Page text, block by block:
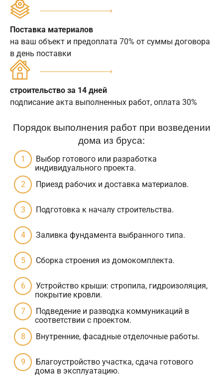
Поставка материалов
на ваш объект и предоплата 70% от суммы договора
в день поставки
строительство за 14 дней
подписание акта выполненных работ, оплата 30%
Порядок выполнения работ при возведении
дома из бруса:
Выбор готового или разработка
индивидуального проекта.
Приезд рабочих и доставка материалов.
Подготовка к началу строительства.
Заливка фундамента выбранного типа.
Сборка строения из домокомплекта.
Устройство крыши: стропила, гидроизоляция,
покрытие кровли.
Подведение и разводка коммуникаций в
соответствии с проектом.
Внутренние, фасадные отделочные работы.
Благоустройство участка, сдача готового
дома в эксплуатацию.